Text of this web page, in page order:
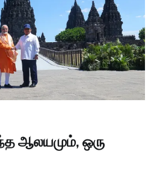
ஆலயமும், ஒரு